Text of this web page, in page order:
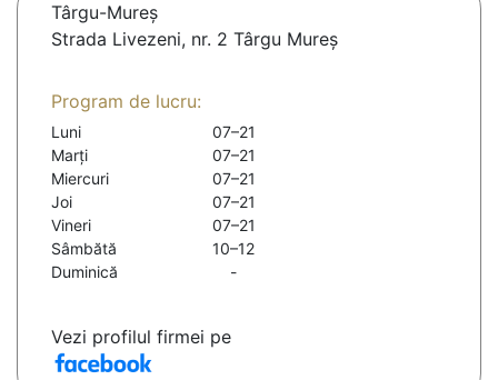
Târgu-Mureş
Strada Livezeni, nr. 2 Târgu Mureș
Program de lucru:
Luni
07–21
Marți
07–21
Miercuri
07–21
Joi
07–21
Vineri
07–21
Sâmbătă
10–12
Duminică
-
Vezi profilul firmei pe